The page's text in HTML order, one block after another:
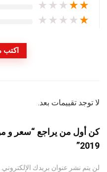
★
★
★
★
★
★
★
★
★
★
اكتب
لا توجد تقييمات بعد.
2019”
لن يتم نشر عنوان بريدك الإلكتروني.